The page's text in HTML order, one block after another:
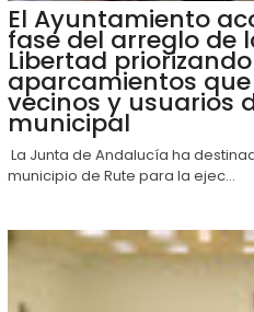
El Ayuntamiento
fase del arreglo de
Libertad
aparcamientos
vecinos y usuarios
municipal
La Junta de Andalucía ha
municipio de Rute para la ejec...